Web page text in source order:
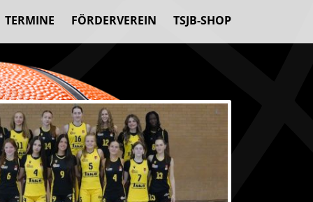
TERMINE FÖRDERVEREIN TSJB-SHOP